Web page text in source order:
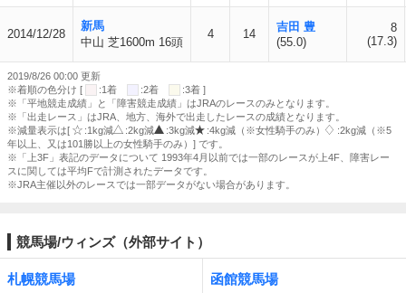
2014/12/28
新馬
中山 芝1600m 16頭
4 14
吉田 豊
(55.0)
8
(17.3)
2019/8/26 00:00 更新
※着順の色分け [
:1着 :2着
:3着 ]
※「平地競走成績」と「障害競走成績」はJRAのレースのみとなります。
※「出走レース」はJRA、地方、海外で出走したレースの成績となります。
※減量表示は[
:1kg減 :2kg減 :3kg減 :4kg減（※女性騎手のみ）
:2kg減（※5
年以上、又は101勝以上の女性騎手のみ）] です。
※「上3F」表記のデータについて 1993年4月以前では一部のレースが上4F、障害レー
スに関しては平均Fで計測されたデータです。
※JRA主催以外のレースでは一部データがない場合があります。
競馬場/ウィンズ（外部サイト）
札幌競馬場 函館競馬場